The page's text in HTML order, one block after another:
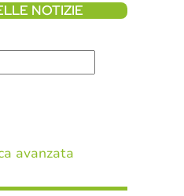
NOTIZIE
avanzata